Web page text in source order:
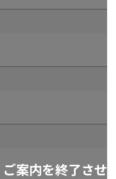
案内を終了させ